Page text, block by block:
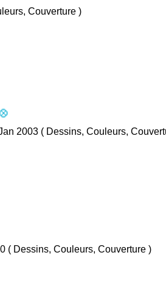
/ Sep 2024 ( Dessins, Couleurs, Couverture )
/ Jan 2003 ( Dessins, Couleurs,
/ Nov 2020 ( Dessins, Couleurs, Couverture )